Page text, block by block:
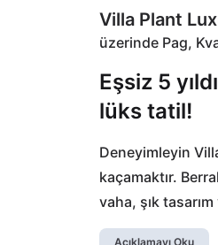
Villa Plant
üzerinde Pag,
Eşsiz 5
lüks tatil!
Deneyimleyin
kaçamaktır.
vaha, şık
jakuzide rahat
Açıklamayı Oku